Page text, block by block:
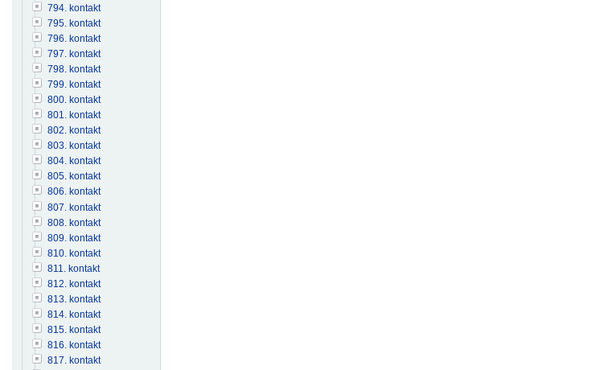
794. kontakt
795. kontakt
796. kontakt
797. kontakt
798. kontakt
799. kontakt
800. kontakt
801. kontakt
802. kontakt
803. kontakt
804. kontakt
805. kontakt
806. kontakt
807. kontakt
808. kontakt
809. kontakt
810. kontakt
811. kontakt
812. kontakt
813. kontakt
814. kontakt
815. kontakt
816. kontakt
817. kontakt